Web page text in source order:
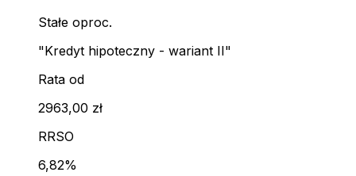
Stałe oproc.
"Kredyt hipoteczny - wariant II"
Rata od
2963,00 zł
RRSO
6,82%